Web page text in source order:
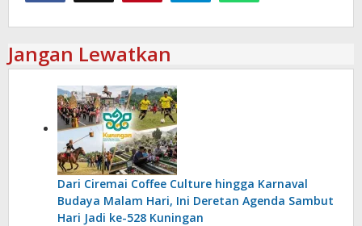
Jangan Lewatkan
Dari Ciremai Coffee Culture hingga Karnaval
Budaya Malam Hari, Ini Deretan Agenda Sambut
Hari Jadi ke-528 Kuningan